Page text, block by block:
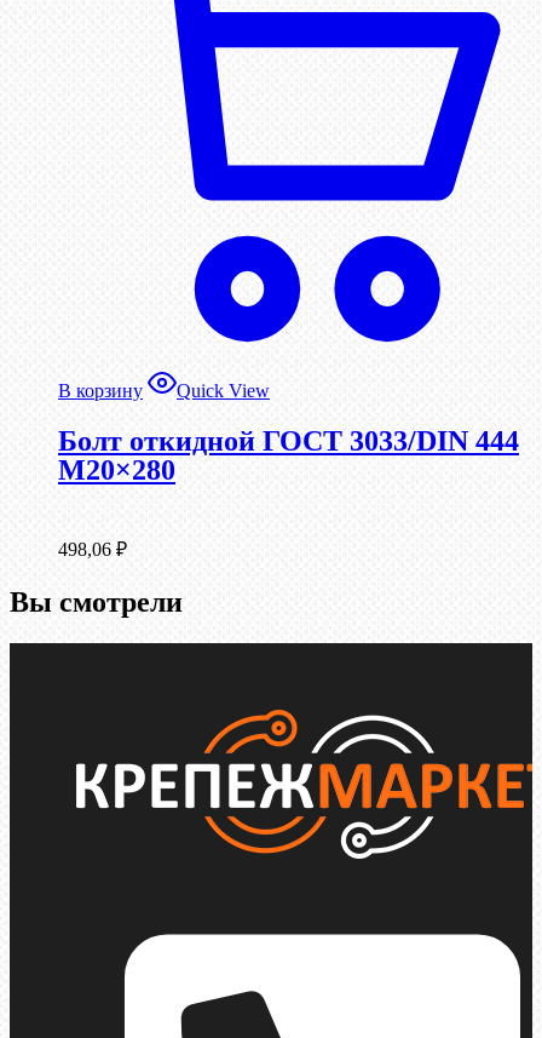
В корзину Quick View
Болт откидной ГОСТ 3033/DIN 444
М20×280
498,06 ₽
Вы смотрели